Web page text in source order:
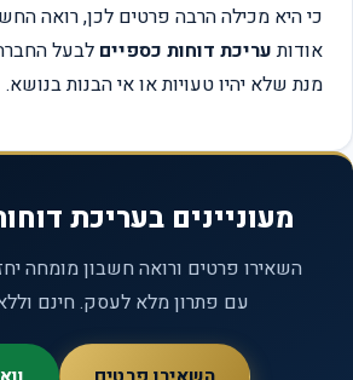
כי היא מכילה הרבה פרטים לכן, רואה
אודותעריכת דוחות כספייםלבעל החברה
מנת שלא יהיו טעויות או אי הבנות בנושא.
מעוניינים בעריכת
השאירו פרטים ורואה חשבון מומחה
עם פתרון מלא לעסק. חינם וללא